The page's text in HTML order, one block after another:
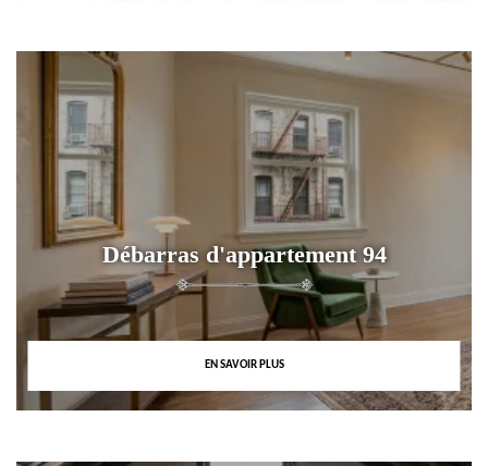
Débarras d'appartement 94
EN SAVOIR PLUS